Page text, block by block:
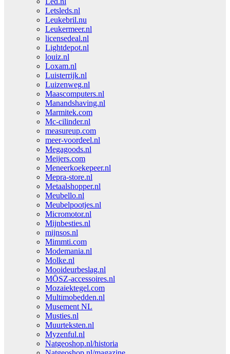
Letsleds.nl
Leukebril.nu
Leukermeer.nl
licensedeal.nl
Lightdepot.nl
louiz.nl
Loxam.nl
Luisterrijk.nl
Luizenweg.nl
Maascomputers.nl
Manandshaving.nl
Marmitek.com
Mc-cilinder.nl
measureup.com
meer-voordeel.nl
Megagoods.nl
Meijers.com
Meneerkoekepeer.nl
Mepra-store.nl
Metaalshopper.nl
Meubello.nl
Meubelpootjes.nl
Micromotor.nl
Mijnbesties.nl
mijnsos.nl
Mimmti.com
Modemania.nl
Molke.nl
Mooideurbeslag.nl
MŌSZ-accessoires.nl
Mozaiektegel.com
Multimobedden.nl
Musement NL
Musties.nl
Muurteksten.nl
Myzenful.nl
Natgeoshop.nl/historia